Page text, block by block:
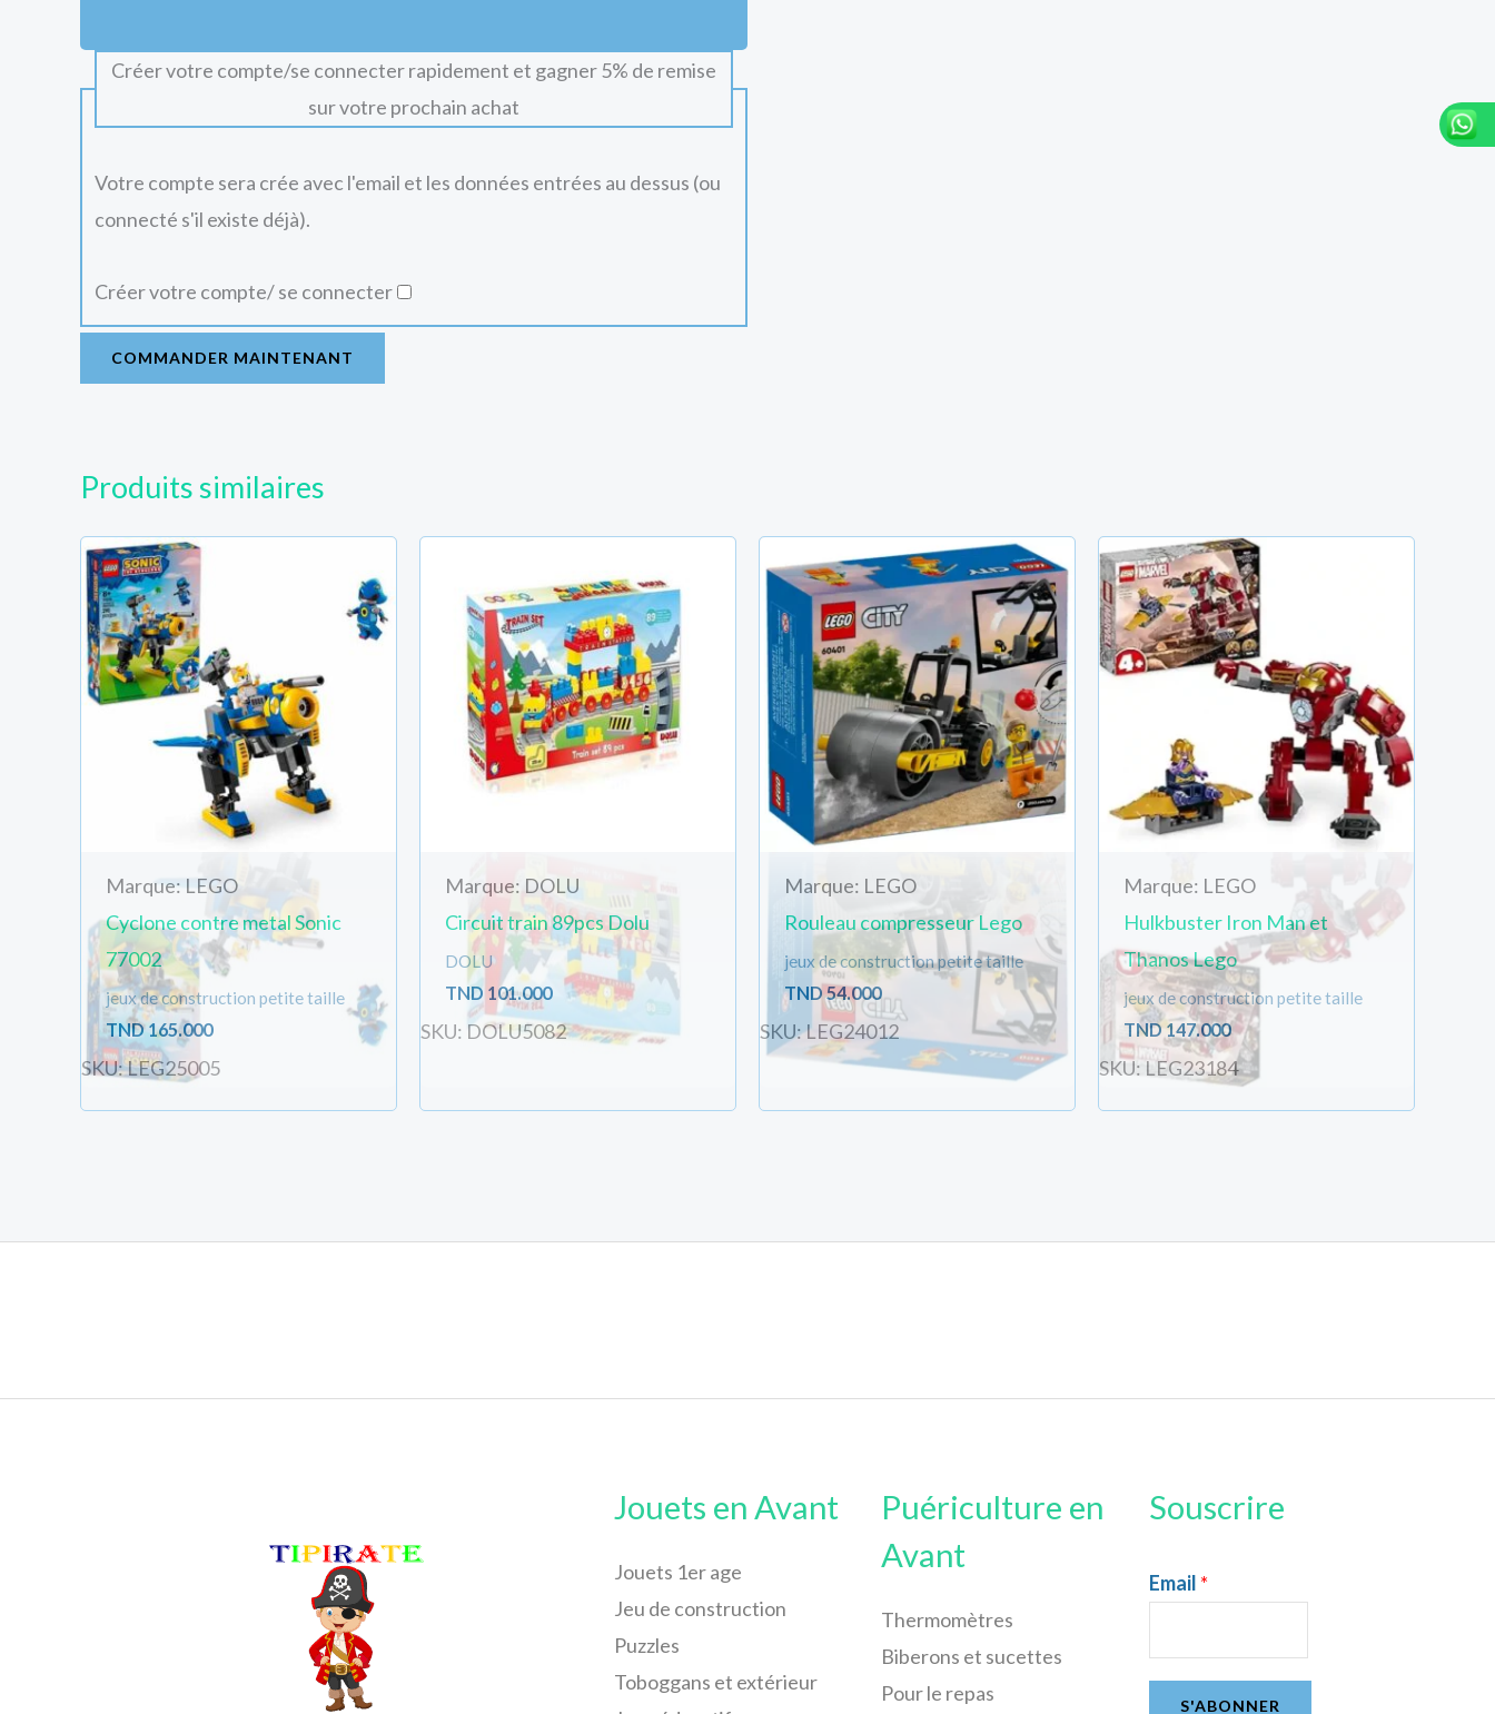
Créer votre compte/se connecter rapidement et gagner 5% de remise
sur votre prochain achat
Votre compte sera crée avec l'email et les données entrées au dessus (ou
connecté s'il existe déjà).
Créer votre compte/ se connecter
COMMANDER MAINTENANT
Produits similaires
Marque: LEGO
Cyclone contre metal Sonic
77002
jeux de construction petite taille
TND165.000
SKU: LEG25005
Marque: DOLU
Circuit train 89pcs Dolu
DOLU
TND 101.000
SKU: DOLU5082
Marque: LEGO
Rouleau compresseur Lego
jeux de construction petite taille
TND54.000
SKU: LEG24012
Marque: LEGO
Hulkbuster Iron Man et
Thanos Lego
jeux de construction petite taille
TND147.000
SKU: LEG23184
Jouets en Avant
Jouets 1er age
Jeu de construction
Puzzles
Toboggans et extérieur
Puériculture en
Avant
Thermomètres
Biberons et sucettes
Pour le repas
Souscrire
Email *
S'ABONNER